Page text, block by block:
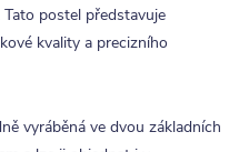
postel představuje
kvality a precizního
vyráběná ve dvou základních